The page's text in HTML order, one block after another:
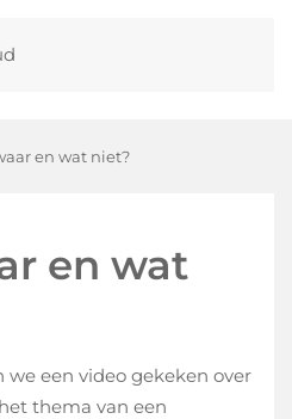
en wat niet?
en wat
een video gekeken over
thema van een